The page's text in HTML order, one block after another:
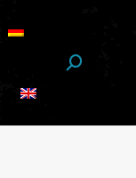
Suchen: